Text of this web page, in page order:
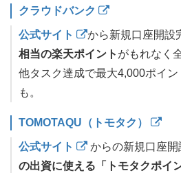
クラウドバンク
公式サイト から新規口座開設
相当の楽天ポイント がもれなく
他タスク達成で最大4,000ポイ
も。
TOMOTAQU（トモタク）
公式サイト からの新規口座開
の出資に使える「トモタクポイ